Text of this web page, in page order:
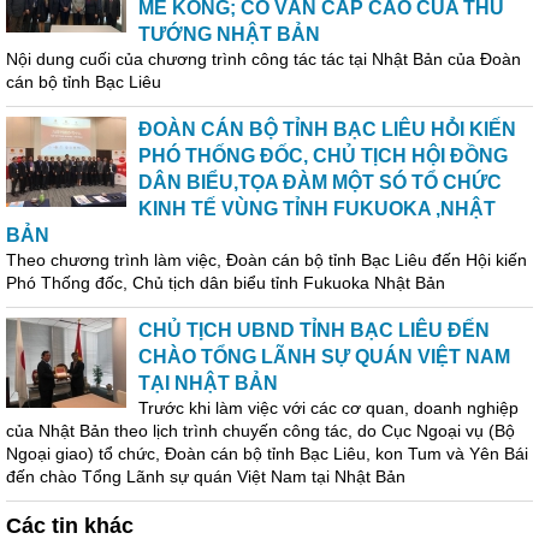
MÊ KÔNG; CỐ VẤN CẤP CAO CỦA THỦ
TƯỚNG NHẬT BẢN
Nội dung cuối của chương trình công tác tác tại Nhật Bản của Đoàn
cán bộ tỉnh Bạc Liêu
ĐOÀN CÁN BỘ TỈNH BẠC LIÊU HỎ̀I KIẾN
PHÓ THỐNG ĐỐC, CHỦ TỊCH HỘI ĐỒNG
DÂN BIỂU,TỌA ĐÀM MỘT SÓ TỔ CHỨC
KINH TẾ VÙNG TỈNH FUKUOKA ,NHẬT
BẢN
Theo chương trình làm việc, Đoàn cán bộ tỉnh Bạc Liêu đến Hội kiến
Phó Thống đốc, Chủ tịch dân biểu tỉnh Fukuoka Nhật Bản
CHỦ TỊCH UBND TỈNH BẠC LIÊU ĐẾN
CHÀO TỔNG LÃNH SỰ QUÁN VIỆT NAM
TẠI NHẬT BẢN
Trước khi làm việc với các cơ quan, doanh nghiệp
của Nhật Bản theo lịch trình chuyến công tác, do Cục Ngoại vụ (Bộ
Ngoại giao) tổ chức, Đoàn cán bộ tỉnh Bạc Liêu, kon Tum và Yên Bái
đến chào Tổng Lãnh sự quán Việt Nam tại Nhật Bản
Các tin khác